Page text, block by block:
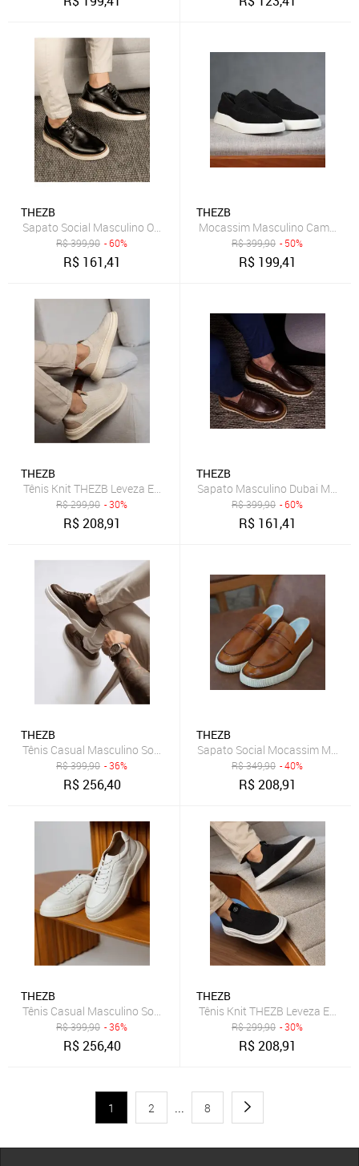
THEZB
Sapato Social Masculino Oxford Giovanni Casual Confort Adultos
R$399,90 - 60%
R$ 161,41
THEZB
Mocassim Masculino Camurça
R$399,90 - 50%
R$ 199,41
THEZB
Tênis Knit THEZB Leveza Extrema e Durabilidade Reforçada
R$299,90 - 30%
R$208,91
THEZB
Sapato Masculino Dubai
R$399,90 - 60%
R$ 161,41
THEZB
Tênis Casual Masculino Social Em Couro Legítimo Confortável
R$399,90 - 36%
R$256,40
THEZB
Sapato Social Mocassim
R$349,90 - 40%
R$208,91
THEZB
Tênis Casual Masculino Social Em Couro Legítimo Confortável
R$399,90 - 36%
R$256,40
THEZB
Tênis Knit THEZB Leveza
R$299,90 - 30%
R$208,91
1 2 ... 8